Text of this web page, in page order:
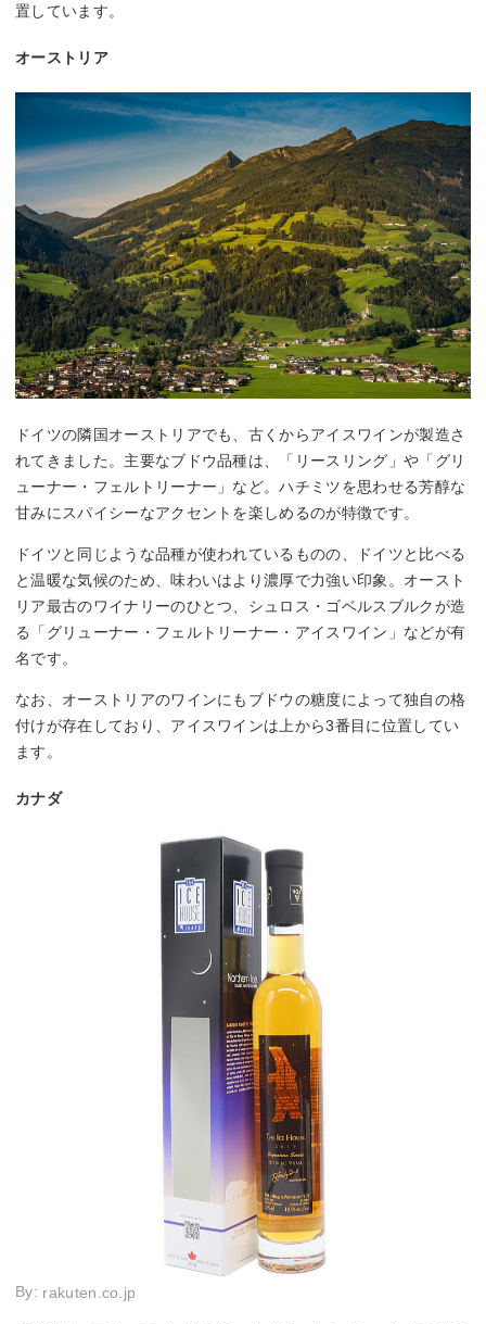
置しています。
オーストリア
ドイツの隣国オーストリアでも、古くからアイスワインが製造さ
れてきました。主要なブドウ品種は、「リースリング」や「グリ
ューナー・フェルトリーナー」など。ハチミツを思わせる芳醇な
甘みにスパイシーなアクセントを楽しめるのが特徴です。
ドイツと同じような品種が使われているものの、ドイツと比べる
と温暖な気候のため、味わいはより濃厚で力強い印象。オースト
リア最古のワイナリーのひとつ、シュロス・ゴベルスブルクが造
る「グリューナー・フェルトリーナー・アイスワイン」などが有
名です。
なお、オーストリアのワインにもブドウの糖度によって独自の格
付けが存在しており、アイスワインは上から3番目に位置してい
ます。
カナダ
By: rakuten.co.jp